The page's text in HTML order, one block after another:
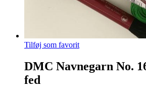
Tilføj som favorit
DMC Navnegarn No.
fed